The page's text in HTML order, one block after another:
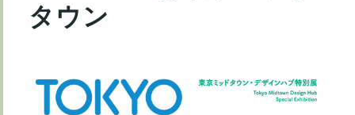
タウン